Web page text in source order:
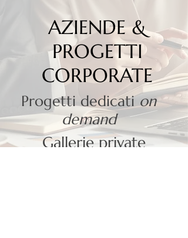
AZIENDE &
PROGETTI
CORPORATE
Progetti dedication
demand
Gallerie private